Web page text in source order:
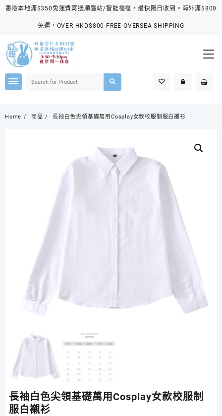
Skip
香港本地滿$350免運費寄送順豐站/智能櫃櫃，最快隔日收到。海外滿$800
免運，OVER HKD$800 FREE OVERSEA SHIPPING
Home 商品 長袖白色尖領基礎萬用Cosplay女款校服制服白襯衫
長袖白色尖領基礎萬用Cosplay女款校服制
服白襯衫